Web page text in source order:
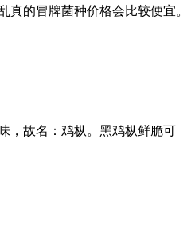
的冒牌菌种价格会比较便宜。
，故名：鸡枞。黑鸡枞鲜脆可